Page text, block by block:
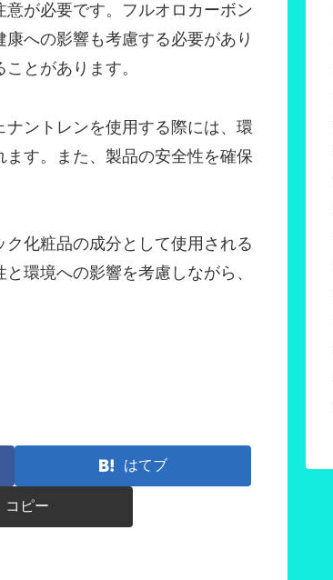
が必要です。フルオロカーボン
への影響も考慮する必要があり
とがあります。
ントレンを使用する際には、環
す。また、製品の安全性を確保
化粧品の成分として使用される
環境への影響を考慮しながら、
はてブ
コピー